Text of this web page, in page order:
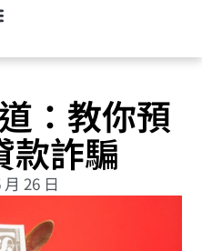
：教你預
款詐騙
26 日